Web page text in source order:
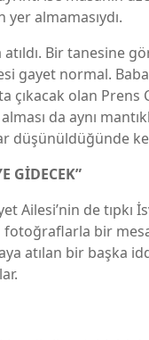
yer almamasıydı.
Bir tanesine
gayet normal.
çıkacak olan
da aynı
düşünüldüğünde
GİDECEK”
Ailesi’nin de tıpkı
bir
atılan bir başka